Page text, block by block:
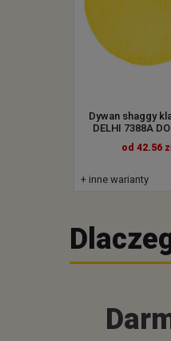
Dywan shaggy
DELHI 7388A
od 42.56
+ inne warianty